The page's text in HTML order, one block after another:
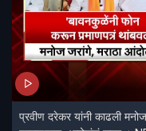
प्रवीण दरेकर यांनी काढली मनोज